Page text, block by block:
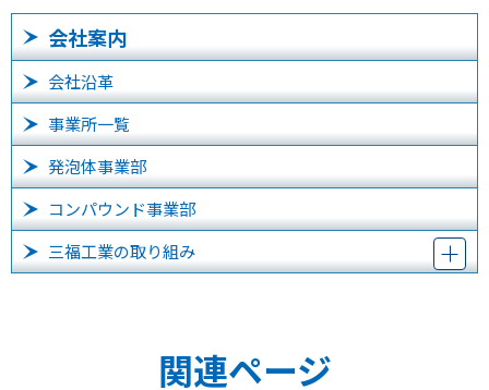
会社案内
会社沿革
事業所一覧
発泡体事業部
コンパウンド事業部
三福工業の取り組み
関連ページ